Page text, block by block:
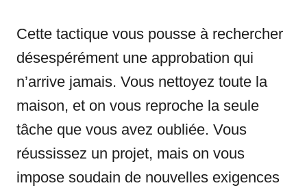
Cette tactique vous pousse à rechercher
désespérément une approbation qui
n’arrive jamais. Vous nettoyez toute la
maison, et on vous reproche la seule
tâche que vous avez oubliée. Vous
réussissez un projet, mais on vous
impose soudain de nouvelles exigences